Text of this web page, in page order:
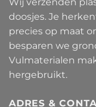
doosjes. Je
precies op maat
besparen we
Vulmaterialen
hergebruikt.
ADRES &